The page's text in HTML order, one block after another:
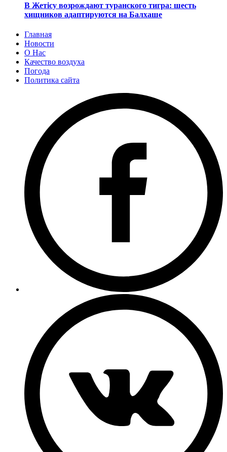
В Жетісу возрождают туранского тигра: шесть
хищников адаптируются на Балхаше
Главная
Новости
О Нас
Качество воздуха
Погода
Политика сайта